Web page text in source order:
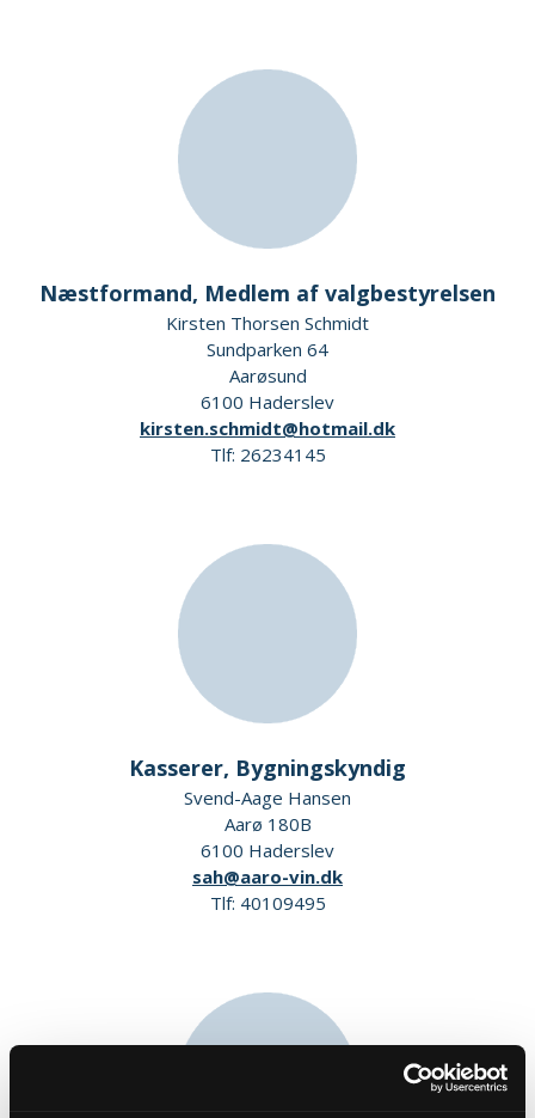
Næstformand, Medlem af valgbestyrelsen
Kirsten Thorsen Schmidt
Sundparken 64
Aarøsund
6100 Haderslev
kirsten.schmidt@hotmail.dk
Tlf: 26234145
Kasserer, Bygningskyndig
Svend-Aage Hansen
Aarø 180B
6100 Haderslev
sah@aaro-vin.dk
Tlf: 40109495